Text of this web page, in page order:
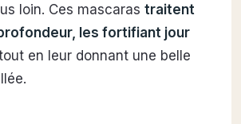
loin. Ces mascaras traitent
les fortifiant jour
en leur donnant une belle